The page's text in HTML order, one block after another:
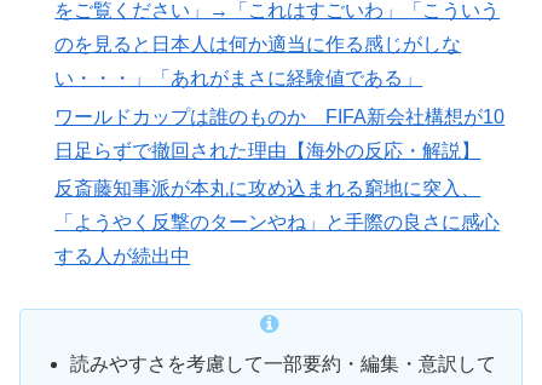
をご覧ください」→「これはすごいわ」「こういう
のを見ると日本人は何か適当に作る感じがしな
い・・・」「あれがまさに経験値である」
ワールドカップは誰のものか FIFA新会社構想が10
日足らずで撤回された理由【海外の反応・解説】
反斎藤知事派が本丸に攻め込まれる窮地に突入、
「ようやく反撃のターンやね」と手際の良さに感心
する人が続出中
読みやすさを考慮して一部要約・編集・意訳して